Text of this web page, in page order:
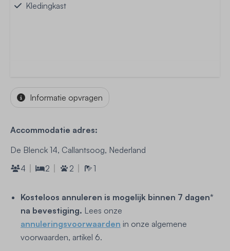
Kledingkast
Informatie opvragen
Accommodatie adres:
De Blenck 14, Callantsoog, Nederland
4
2 2 1
Kosteloos annuleren is mogelijk binnen 7 dagen*
na bevestiging. Lees onze
annuleringsvoorwaarden in onze algemene
voorwaarden, artikel 6.